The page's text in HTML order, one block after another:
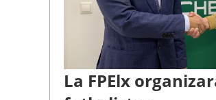
La FPElx